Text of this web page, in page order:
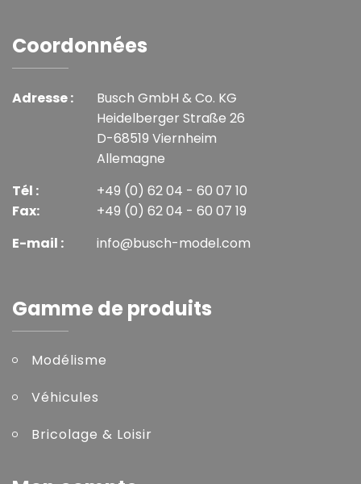
Coordonnées
Adresse :
Busch GmbH & Co. KG
Heidelberger Straße 26
D-68519 Viernheim
Allemagne
Tél :
Fax:
+49 (0) 62 04 - 60 07 10
+49 (0) 62 04 - 60 07 19
E-mail :
info@busch-model.com
Gamme de produits
Modélisme
Véhicules
Bricolage & Loisir